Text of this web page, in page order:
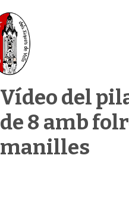
Vídeo del
de 8 amb
manilles